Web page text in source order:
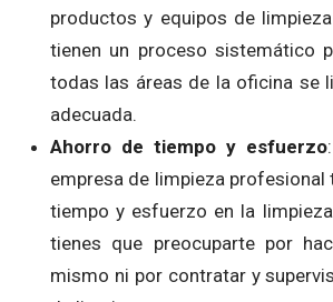
productos y equipos de
tienen un proceso sistemático
todas las áreas de la oficina se
adecuada.
Ahorro de tiempo y esfuerzo
empresa de limpieza profesional
tiempo y esfuerzo en la
tienes que preocuparte por
mismo ni por contratar y